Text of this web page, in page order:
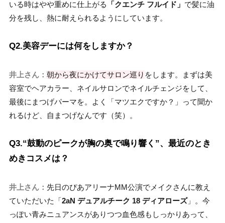
いる時はやや重めに仕上がる
「クエンチ フルイド」 で髪に油
分を残し、熱に耐えられるようにしています。
Q2.美容デーには何をしますか？
井上さん： 朝から夜にかけてサロン巡り をします。まずは美
容室でヘアカラー、ネイルサロンでネイルチェンジをして、
最後にまつげパーマを。よく「マツエクですか？」って聞か
れるけど、自まつげなんです（笑）。
Q3.“鼓動のピークが胸の奥で鳴り響く”、最近のとき
めきコスメは？
井上さん： 先日のぴあアリーナMM公演でメイクさんに教え
ていただいた「2aN デュアルチーク 18 ディアローズ」。今
っぽい青みニュアンスがありつつ血色感もしっかりあって、